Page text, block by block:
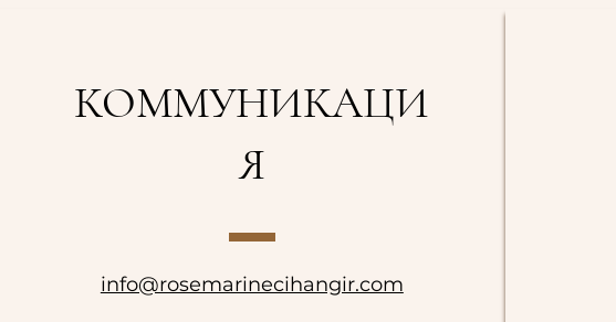
КОММУНИКАЦИ
Я
info@rosemarinecihangir.com